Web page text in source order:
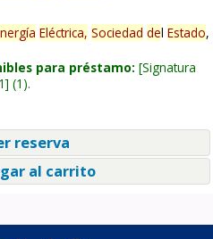
Eléctrica, Sociedad del Estado,
para préstamo: Signatura
(1).
reserva
al carrito